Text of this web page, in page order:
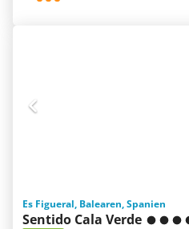
Es Figueral, Balearen, Spanien
Sentido Cala Verde